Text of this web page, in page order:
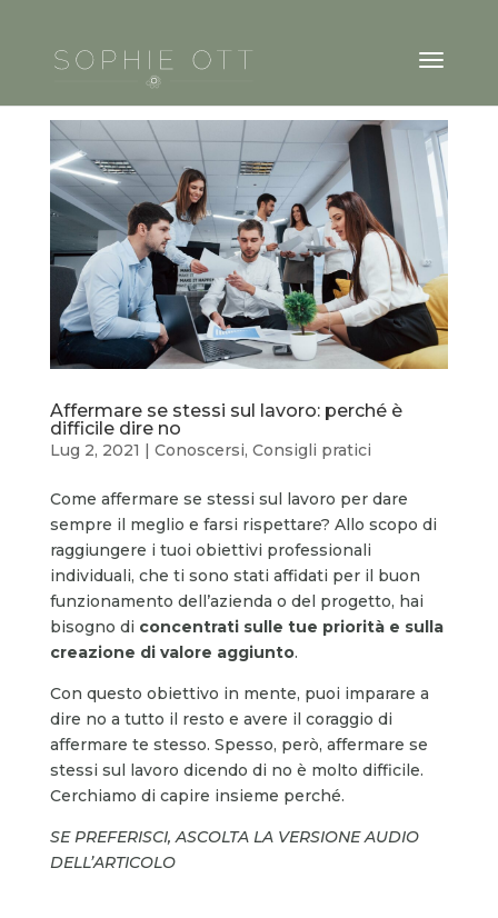
Affermare se stessi sul lavoro: perché è
difficile dire no
Lug 2, 2021 | Conoscersi, Consigli pratici
Come affermare se stessi sul lavoro per dare
sempre il meglio e farsi rispettare? Allo scopo di
raggiungere i tuoi obiettivi professionali
individuali, che ti sono stati affidati per il buon
funzionamento dell’azienda o del progetto, hai
bisogno di concentrati sulle tue priorità e sulla
creazione di valore aggiunto.
Con questo obiettivo in mente, puoi imparare a
dire no a tutto il resto e avere il coraggio di
affermare te stesso. Spesso, però, affermare se
stessi sul lavoro dicendo di no è molto difficile.
Cerchiamo di capire insieme perché.
SE PREFERISCI, ASCOLTA LA VERSIONE AUDIO
DELL’ARTICOLO